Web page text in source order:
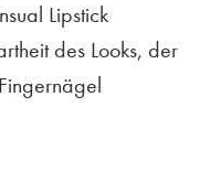
Lipstick
des Looks, der